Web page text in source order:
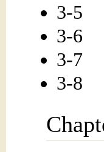
3-5
3-6
3-7
3-8